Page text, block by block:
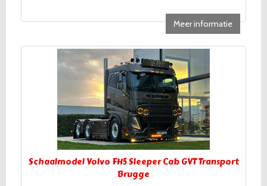
Meer informatie
Schaalmodel Volvo FH5 Sleeper Cab GVT Transport
Brugge